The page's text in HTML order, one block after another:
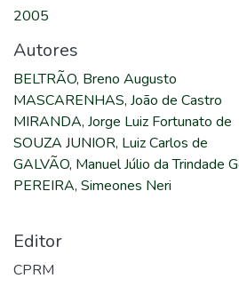
2005
Autores
BELTRÃO, Breno Augusto
MASCARENHAS, João de Castro
MIRANDA, Jorge Luiz Fortunato de
SOUZA JUNIOR, Luiz Carlos de
GALVÃO, Manuel Júlio da Trindade
PEREIRA, Simeones Neri
Editor
CPRM